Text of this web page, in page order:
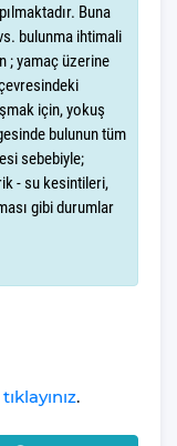
manzara,
Sabahları, güneşin
kahve, baş
daha artıracak.
Yaz 4, 1 yatak
ve fonksiyonel
arzular.
derinden
olmayı taahhüt
ve huzur
Buna
bulunma ihtimali
; yamaç üzerine
için, yokuş
bulunun tüm
sebebiyle;
- su kesintileri,
gibi durumlar
tıklayınız.